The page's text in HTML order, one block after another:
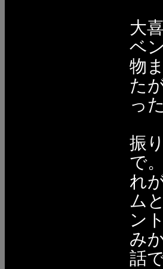
大
ベ
物
た
っ
振
で
れ
ム
ン
み
話